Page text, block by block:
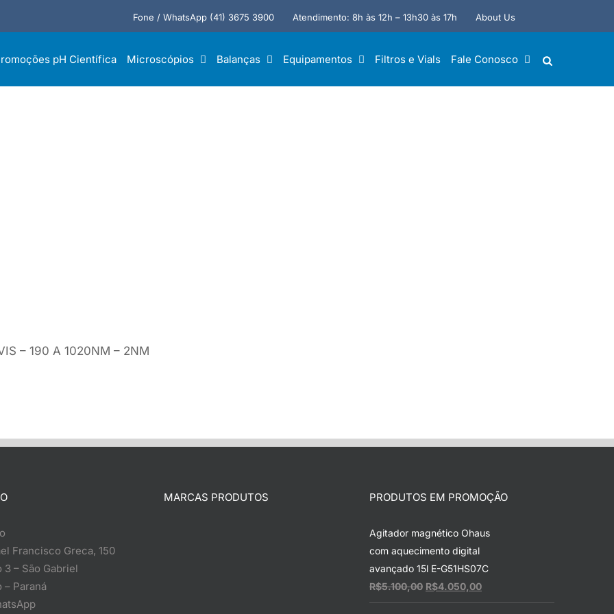
Fone / WhatsApp (41) 3675 3900 Atendimento: 8h às 12h – 13h30 às 17h About Us
pH Científica Microscópios Balanças Equipamentos Filtros e Vials Fale Conosco
– 190 A 1020NM – 2NM
Francisco Greca, 150
3 – São Gabriel
– Paraná
MARCAS PRODUTOS PRODUTOS EM PROMOÇÃO
Agitador magnético Ohaus
com aquecimento digital
avançado 15l E-G51HS07C
R$5.100,00 O
preço
R$4.050,00O
preço